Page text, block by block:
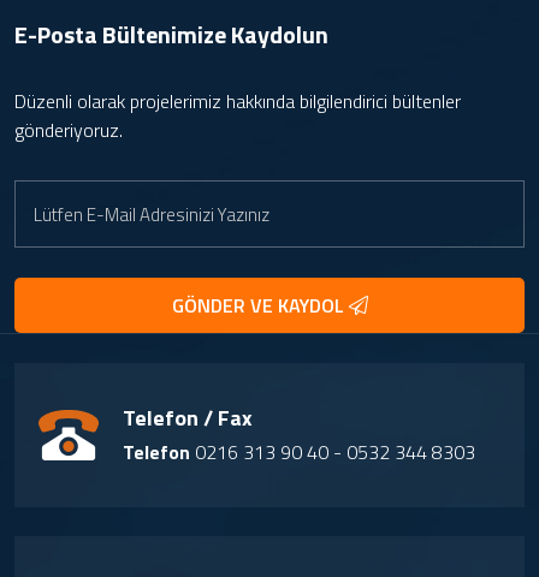
E-Posta BültenimizeKaydolun
Düzenli olarak projelerimiz hakkında bilgilendirici bültenler
gönderiyoruz.
GÖNDER VE KAYDOL
Telefon / Fax
Telefon 0216 313 90 40 - 0532 344 8303